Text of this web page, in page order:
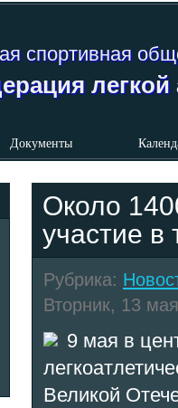
спортивная
легкой
Документы
Около
участие
Рубрика:
Вторник, 13
9 мая в
Великой